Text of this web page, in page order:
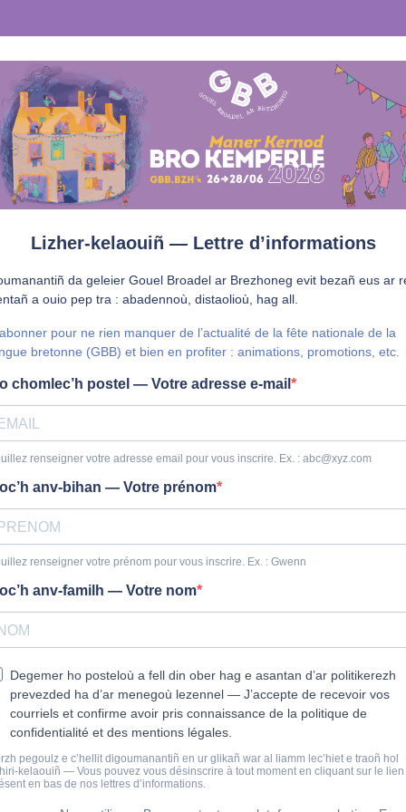
Lizher-kelaouiñ — Lettre d’informations
da geleier Gouel Broadel ar Brezhoneg evit bezañ eus ar
a ouio pep tra : abadennoù, distaolioù, hag all.
pour ne rien manquer de l’actualité de la fête nationale de la
bretonne (GBB) et bien en profiter : animations, promotions, etc.
chomlec’h postel — Votre adresse e-mail
renseigner votre adresse email pour vous inscrire. Ex. : abc@xyz.com
anv-bihan — Votre prénom
renseigner votre prénom pour vous inscrire. Ex. : Gwenn
anv-familh — Votre nom
Degemer ho posteloù a fell din ober hag e asantan d’ar politikerezh
prevezded ha d’ar menegoù lezennel — J’accepte de recevoir vos
courriels et confirme avoir pris connaissance de la politique de
confidentialité et des mentions légales.
pegoulz e c’hellit digoumanantiñ en ur glikañ war al liamm lec’hiet e traoñ hol
kelaouiñ — Vous pouvez vous désinscrire à tout moment en cliquant sur le lien
en bas de nos lettres d’informations.